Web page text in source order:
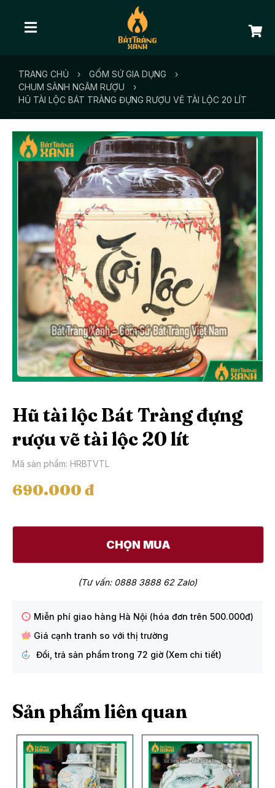
TRANG CHỦ › GỐM SỨ GIA DỤNG
›
CHUM SÀNH NGÂM RƯỢU
›
HŨ TÀI LỘC BÁT TRÀNG ĐỰNG RƯỢU VẼ TÀI LỘC 20 LÍT
Hũ tài lộc Bát Tràng đựng
rượu vẽ tài lộc 20 lít
Mã sản phẩm: HRBTVTL
690.000 đ
CHỌN MUA
(Tư vấn: 0888 3888 62 Zalo)
Miễn phí giao hàng Hà Nội (hóa đơn trên 500.000đ)
Giá cạnh tranh so với thị trường
Đổi, trả sản phẩm trong 72 giờ (Xem chi tiết)
Sản phẩm liên quan